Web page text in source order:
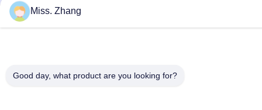
Miss. Zhang
Good day, what product are you looking for?